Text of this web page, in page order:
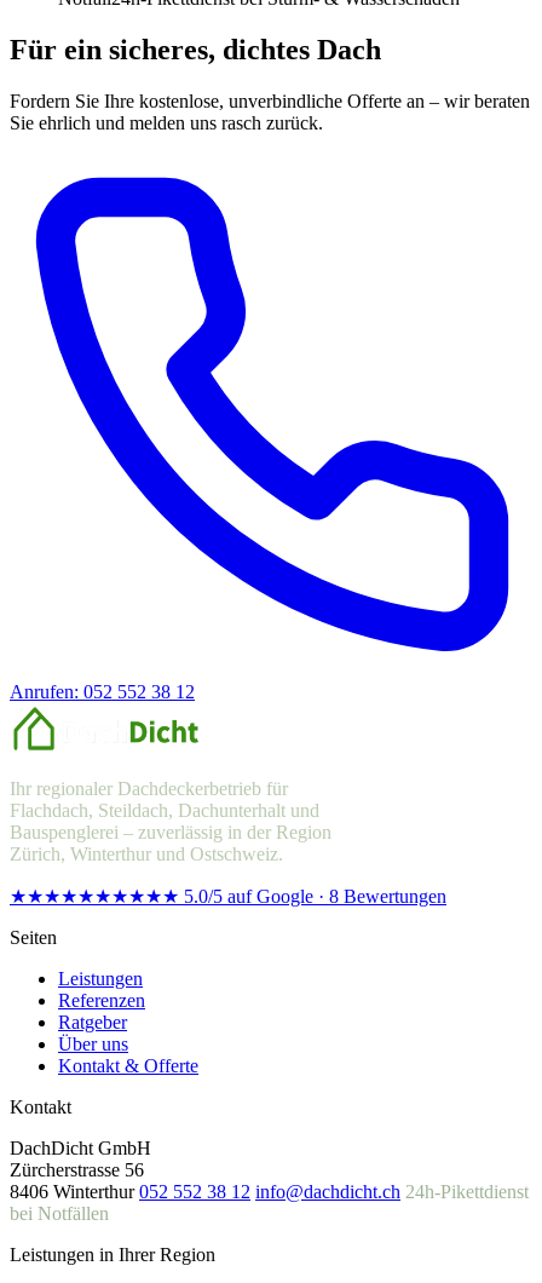
Für ein sicheres, dichtes Dach
Fordern Sie Ihre kostenlose, unverbindliche Offerte an – wir beraten
Sie ehrlich und melden uns rasch zurück.
Anrufen: 052 552 38 12
Ihr regionaler Dachdeckerbetrieb für
Flachdach, Steildach, Dachunterhalt und
Bauspenglerei – zuverlässig in der Region
Zürich, Winterthur und Ostschweiz.
★★★★★★★★★★ 5.0/5 auf Google · 8 Bewertungen
Seiten
Leistungen
Referenzen
Ratgeber
Über uns
Kontakt & Offerte
Kontakt
DachDicht GmbH
Zürcherstrasse 56
8406 Winterthur 052 552 38 12 info@dachdicht.ch 24h-Pikettdienst
bei Notfällen
Leistungen in Ihrer Region